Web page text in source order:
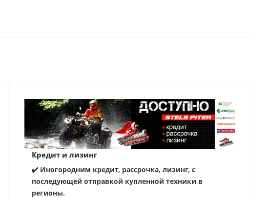
Кредит и лизинг
✔️ Иногородним кредит, рассрочка, лизинг, с
последующей отправкой купленной техники в
регионы.